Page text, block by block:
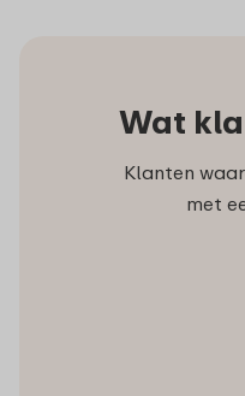
Wat
Klanten
met